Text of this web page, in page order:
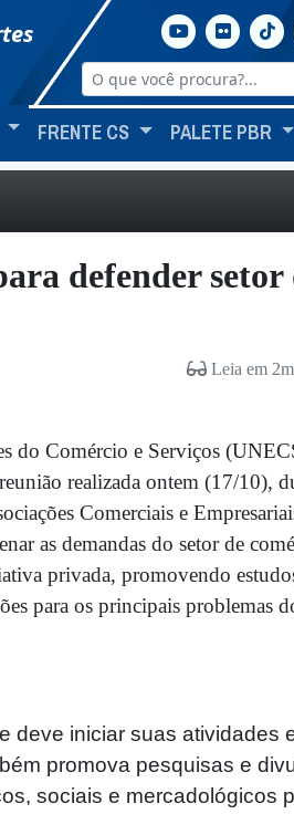
FRENTE CS PALETE PBR
defender setor
Leia em
do Comércio e Serviços
realizada ontem (17/10),
Comerciais e
as demandas do setor de
privada, promovendo
para os principais problemas
deve iniciar suas atividades
promova pesquisas e
sociais e mercadológicos